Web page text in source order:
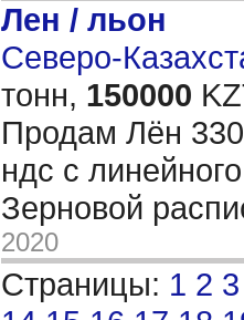
Лен / льон
Северо-
тонн, 150000
Продам Лён
ндс с
Зерновой
2020
Страницы: 1 2 3